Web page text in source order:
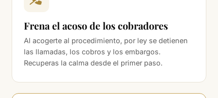
Frena el acoso de los cobradores
Al acogerte al procedimiento, por ley se detienen
las llamadas, los cobros y los embargos.
Recuperas la calma desde el primer paso.